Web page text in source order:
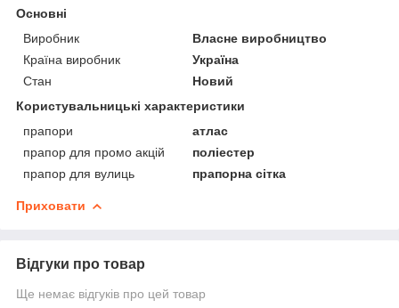
Основні
Виробник
Власне виробництво
Країна виробник
Україна
Стан
Новий
Користувальницькі характеристики
прапори
атлас
прапор для промо акцій
поліестер
прапор для вулиць
прапорна сітка
Приховати
Відгуки про товар
Ще немає відгуків про цей товар